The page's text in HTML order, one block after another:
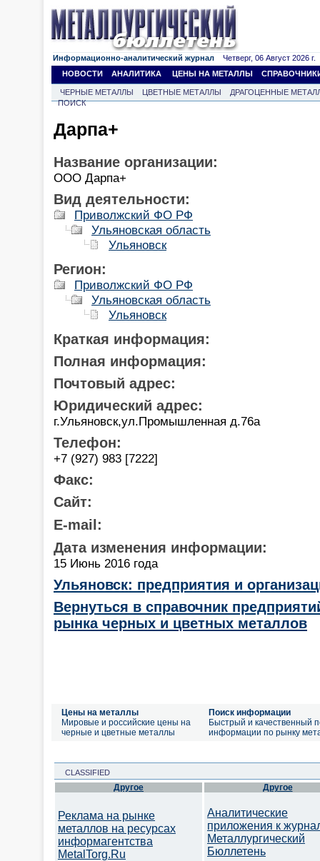
Информационно-аналитический журнал Четверг, 06 Август 2026 г.
НОВОСТИ
АНАЛИТИКА ЦЕНЫ НА МЕТАЛЛЫ
ЧЕРНЫЕ МЕТАЛЛЫ ЦВЕТНЫЕ МЕТАЛЛЫ
ДРАГОЦЕННЫЕ
ПОИСК
Дарпа+
Название организации:
ООО Дарпа+
Вид деятельности:
Приволжский ФО РФ
Ульяновская область
Ульяновск
Регион:
Приволжский ФО РФ
Ульяновская область
Ульяновск
Краткая информация:
Полная информация:
Почтовый адрес:
Юридический адрес:
г.Ульяновск,ул.Промышленная д.76а
Телефон:
+7 (927) 983 [7222]
Факс:
Сайт:
E-mail:
Дата изменения информации:
15 Июнь 2016 года
Ульяновск: предприятия и
Вернуться в справочник
рынка черных и цветных металлов
Цены на металлы
Мировые и российские цены на
черные и цветные металлы
Поиск информации
Быстрый и качественный
информации по рынку
CLASSIFIED
Другое
Реклама на рынке
металлов на ресурсах
информагентства
MetalTorg.Ru
Другое
Аналитические
приложения к
Металлургический
Бюллетень